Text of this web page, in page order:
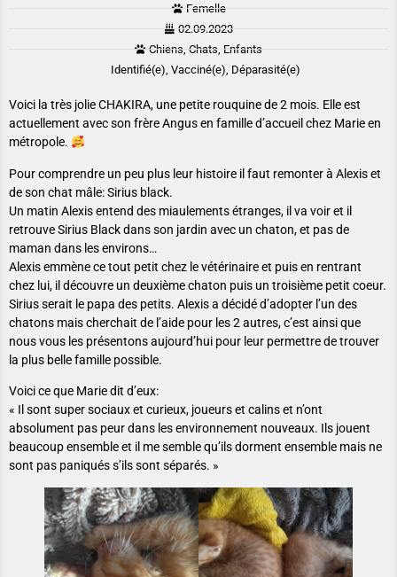
Femelle
02.09.2023
Chiens, Chats, Enfants
Identifié(e), Vacciné(e), Déparasité(e)
Voici la très jolie CHAKIRA, une petite rouquine de 2 mois. Elle est
actuellement avec son frère Angus en famille d’accueil chez Marie en
métropole.
Pour comprendre un peu plus leur histoire il faut remonter à Alexis et
de son chat mâle: Sirius black.
Un matin Alexis entend des miaulements étranges, il va voir et il
retrouve Sirius Black dans son jardin avec un chaton, et pas de
maman dans les environs…
Alexis emmène ce tout petit chez le vétérinaire et puis en rentrant
chez lui, il découvre un deuxième chaton puis un troisième petit coeur.
Sirius serait le papa des petits. Alexis a décidé d’adopter l’un des
chatons mais cherchait de l’aide pour les 2 autres, c’est ainsi que
nous vous les présentons aujourd’hui pour leur permettre de trouver
la plus belle famille possible.
Voici ce que Marie dit d’eux:
« Il sont super sociaux et curieux, joueurs et calins et n’ont
absolument pas peur dans les environnement nouveaux. Ils jouent
beaucoup ensemble et il me semble qu’ils dorment ensemble mais ne
sont pas paniqués s’ils sont séparés. »